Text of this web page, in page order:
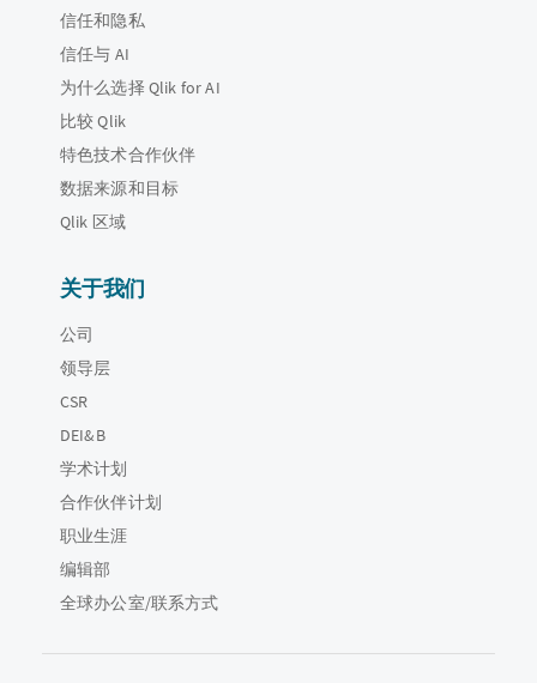
信任和隐私
信任与 AI
为什么选择 Qlik for AI
比较 Qlik
特色技术合作伙伴
数据来源和目标
Qlik 区域
关于我们
公司
领导层
CSR
DEI&B
学术计划
合作伙伴计划
职业生涯
编辑部
全球办公室/联系方式